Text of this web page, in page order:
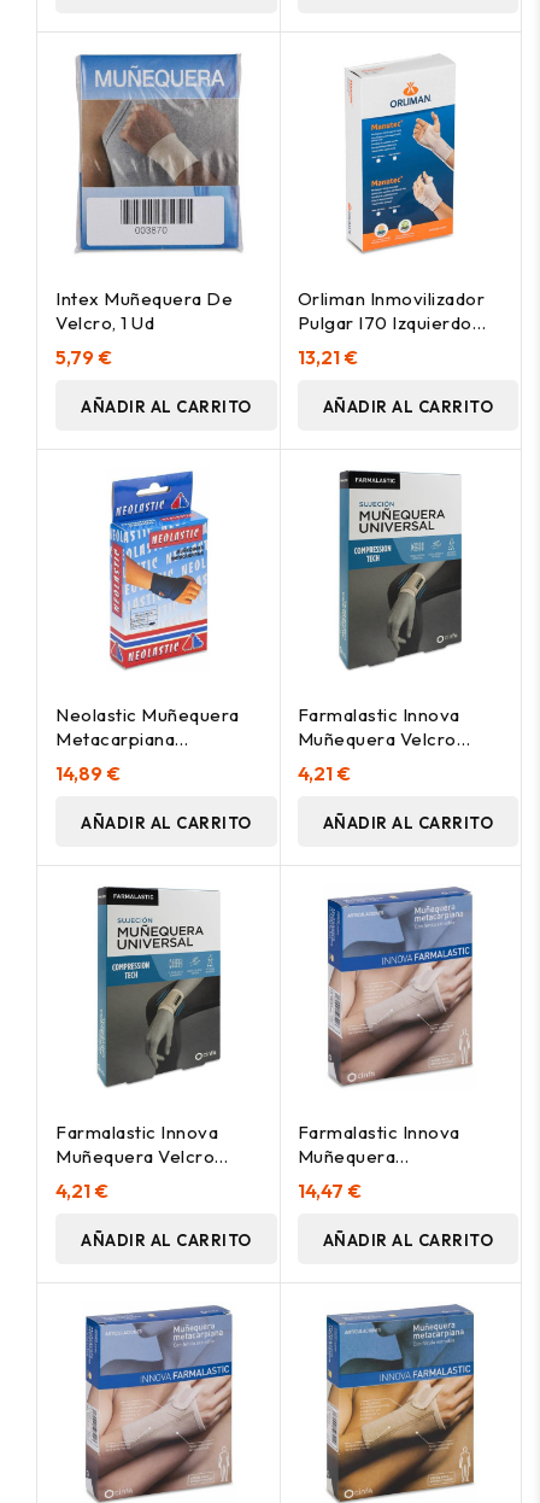
Intex Muñequera De
Velcro, 1 Ud
5,79 €
AÑADIR AL CARRITO
Orliman Inmovilizador
Pulgar I70 Izquierdo
Talla 3 17-19, 1 Unidad
13,21 €
AÑADIR AL CARRITO
Neolastic Muñequera
Metacarpiana
Izquierda, 1 Ud
14,89 €
AÑADIR AL CARRITO
Farmalastic Innova
Muñequera Velcro
Beige Talla
Pequeña/Mediana, 1 Ud
4,21 €
AÑADIR AL CARRITO
Farmalastic Innova
Muñequera Velcro
Beige Talla
Grande/Extragrande, 1
4,21 €
AÑADIR AL CARRITO
Farmalastic Innova
Muñequera
Metacarpiana Férula
Talla Pequeña, 1 Ud
14,47 €
AÑADIR AL CARRITO